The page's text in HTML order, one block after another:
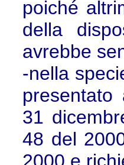
poiché
della
avrebbe
-nella
presentato
31
48 del